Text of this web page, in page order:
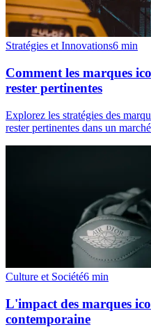
Stratégies et Innovations6 min
Comment les marques
rester pertinentes
Explorez les stratégies des
rester pertinentes dans un
Culture et Société6 min
L'impact des marques
contemporaine